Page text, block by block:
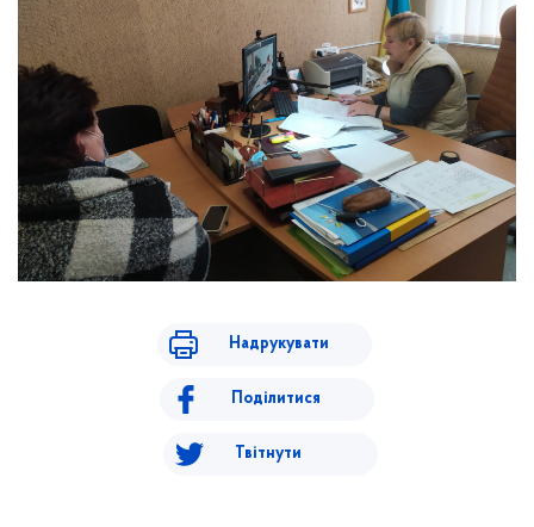
Надрукувати
Поділитися
Твітнути